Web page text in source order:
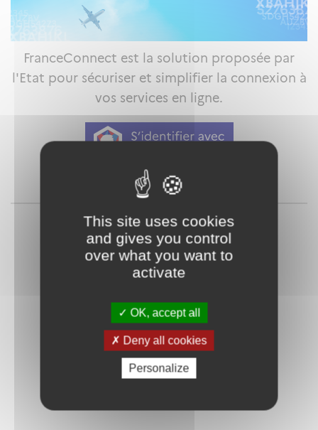
This site uses cookies
and gives you control
over what you want to
activate
OK, accept all
Deny all cookies
Personalize
FranceConnect est la solution proposée par
l'Etat pour sécuriser et simplifier la connexion à
vos services en ligne.
Qu'est-ce que FranceConnect ?
Mot de passe
Je crée mon
compte
Connexion